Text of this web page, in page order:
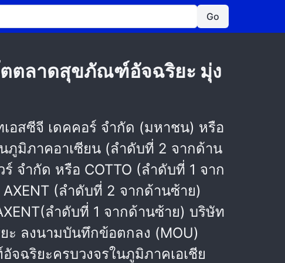
Go
ตตลาดสุขภัณฑ์อัจฉริยะ มุ่ง
อสซีจี เดคคอร์ จำกัด (มหาชน) หรือ
ภูมิภาคอาเซียน (ลำดับที่ 2 จากด้าน
จำกัด หรือ COTTO (ลำดับที่ 1 จาก
(ลำดับที่ 2 จากด้านซ้าย)
ลำดับที่ 1 จากด้านซ้าย) บริษัท
ลงนามบันทึกข้อตกลง (MOU)
ฉริยะครบวงจรในภูมิภาคเอเชีย